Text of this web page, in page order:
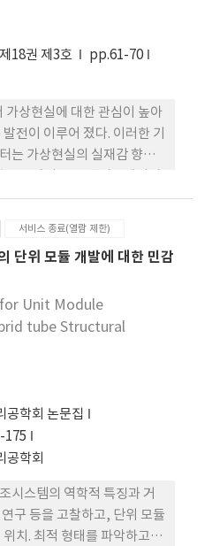
로 NO 저해활성이 강하게
의 결과상으로는 CUP와
활성이 비슷 한 강도로 나
나타났다. 따라서 CUP,
항염증 작용을 가지고 있으
세 개의 추출물 중에서 가장
제18권 제3호
pp.61-70
가상현실에 대한 관심이 높아
전이 이루어 졌다. 이러한 기
는 가상현실의 실재감 향상
연동을 위해 기존 시뮬레이
대해 분석하고, VR콘텐츠
출하여 크게 4가지로 분류하
바탕으로 본 논문은 VR콘텐
로 콘텐츠와 시뮬레이터를
듈형 모션 제어 방식을 제안
서비스 종료(열람 제한)
단위 모듈 개발에 대한 민감
Unit Module
tube Structural
공학회 논문집
175
공학회
시스템의 역학적 특징과 거
구 등을 고찰하고, 단위 모듈
치. 최적 형태를 파악하고,